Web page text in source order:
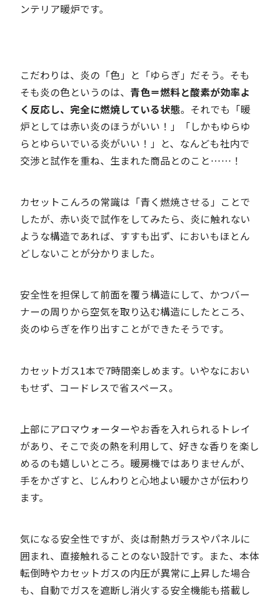
ンテリア暖炉です。
こだわりは、炎の「色」と「ゆらぎ」だそう。そも
そも炎の色というのは、 青色＝燃料と酸素が効率よ
く反応し、完全に燃焼している状態。それでも「暖
炉としては赤い炎のほうがいい！」「しかもゆらゆ
らとゆらいでいる炎がいい！」と、なんども社内で
交渉と試作を重ね、生まれた商品とのこと……！
カセットこんろの常識は「青く燃焼させる」ことで
したが、赤い炎で試作をしてみたら、炎に触れない
ような構造であれば、すすも出ず、においもほとん
どしないことが分かりました。
安全性を担保して前面を覆う構造にして、かつバー
ナーの周りから空気を取り込む構造にしたところ、
炎のゆらぎを作り出すことができたそうです。
カセットガス1本で7時間楽しめます。いやなにおい
もせず、コードレスで省スペース。
上部にアロマウォーターやお香を入れられるトレイ
があり、そこで炎の熱を利用して、好きな香りを楽し
めるのも嬉しいところ。暖房機ではありませんが、
手をかざすと、じんわりと心地よい暖かさが伝わり
ます。
気になる安全性ですが、炎は耐熱ガラスやパネルに
囲まれ、直接触れることのない設計です。また、本体
転倒時やカセットガスの内圧が異常に上昇した場合
も、自動でガスを遮断し消火する安全機能も搭載し